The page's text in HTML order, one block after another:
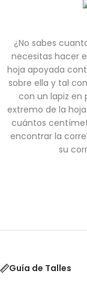
¿No sabes
necesitas hacer
hoja apoyada
sobre ella y tal
con un lapiz en
extremo de la
cuántos
encontrar la
su
Guía de Talles